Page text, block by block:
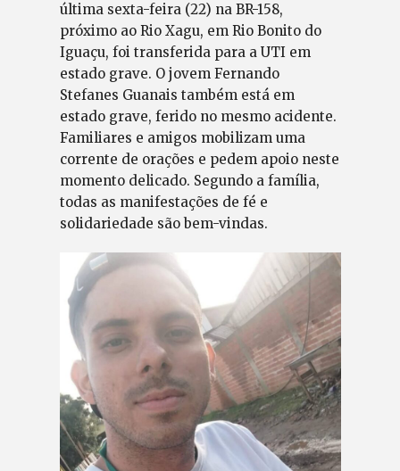
última sexta-feira (22) na BR-158,
próximo ao Rio Xagu, em Rio Bonito do
Iguaçu, foi transferida para a UTI em
estado grave. O jovem Fernando
Stefanes Guanais também está em
estado grave, ferido no mesmo acidente.
Familiares e amigos mobilizam uma
corrente de orações e pedem apoio neste
momento delicado. Segundo a família,
todas as manifestações de fé e
solidariedade são bem-vindas.